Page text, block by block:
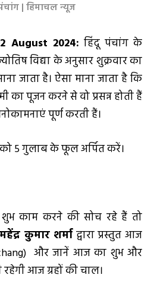
| हिमाचल न्यूज
August 2024: हिंदू पंचांग के
विद्या के अनुसार शुक्रवार का
जाता है। ऐसा माना जाता है कि
का पूजन करने से वो प्रसन्न होती हैं
पूर्ण करती हैं।
5 गुलाब के फूल अर्पित करें।
काम करने की सोच रहे हैं तो
कुमार शर्माद्वारा प्रस्तुत आज
और जानें आज का शुभ और
आज ग्रहों की चाल।